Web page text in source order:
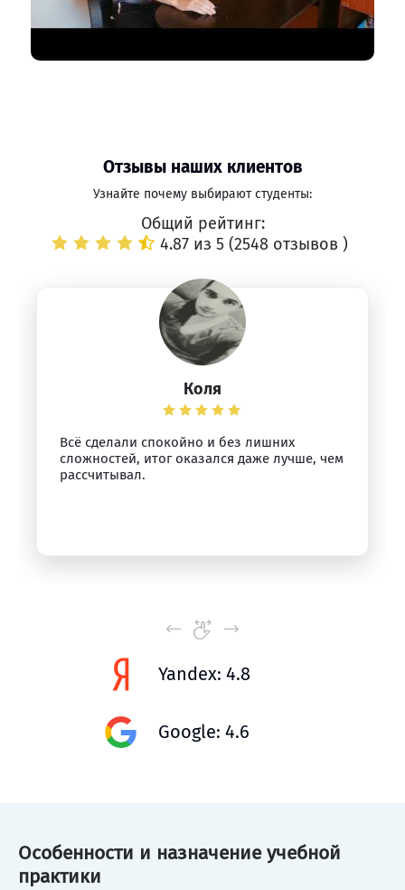
Отзывы наших клиентов
Узнайте почему выбирают студенты:
Общий рейтинг:
4.87 из 5 (2548 отзывов )
Коля
Всё сделали спокойно и без лишних
сложностей, итог оказался даже лучше, чем
рассчитывал.
Yandex: 4.8
Google: 4.6
Особенности и назначение учебной
практики